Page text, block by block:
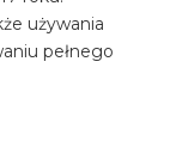
używania
pełnego